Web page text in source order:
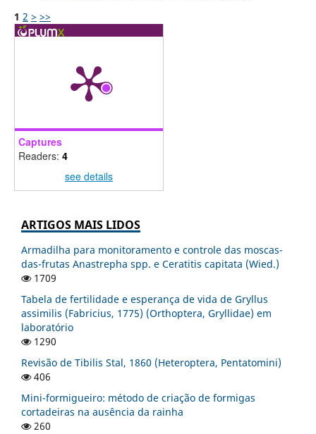
1 2 > >>
Captures
Readers: 4
see details
ARTIGOS MAIS LIDOS
Armadilha para monitoramento e controle das moscas-
das-frutas Anastrepha spp. e Ceratitis capitata (Wied.)
1709
Tabela de fertilidade e esperança de vida de Gryllus
assimilis (Fabricius, 1775) (Orthoptera, Gryllidae) em
laboratório
1290
Revisão de Tibilis Stal, 1860 (Heteroptera, Pentatomini)
406
Mini-formigueiro: método de criação de formigas
cortadeiras na ausência da rainha
260